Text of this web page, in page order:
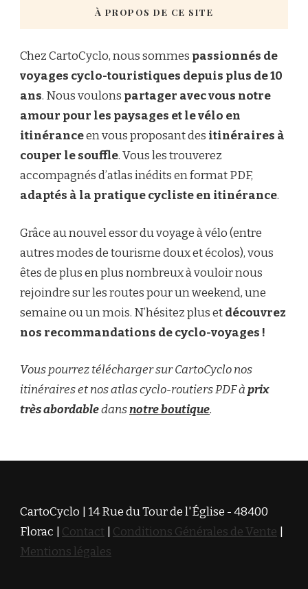
À PROPOS DE CE SITE
Chez CartoCyclo, nous sommes passionnés de
voyages cyclo-touristiques depuis plus de 10
ans. Nous voulons partager avec vous notre
amour pour les paysages et le vélo en
itinéranceen vous proposant des itinéraires à
couper le souffle. Vous les trouverez
accompagnés d’atlas inédits en format PDF,
adaptés à la pratique cycliste en itinérance.
Grâce au nouvel essor du voyage à vélo (entre
autres modes de tourisme doux et écolos), vous
êtes de plus en plus nombreux à vouloir nous
rejoindre sur les routes pour un weekend, une
semaine ou un mois. N’hésitez plus etdécouvrez
nos recommandations de cyclo-voyages !
Vous pourrez télécharger sur CartoCyclo nos
itinéraires et nos atlas cyclo-routiers PDF àprix
très abordabledansnotre boutique.
CartoCyclo | 14 Rue du Tour de l'Église - 48400
Florac | Contact Conditions Générales de Vente
Mentions légales